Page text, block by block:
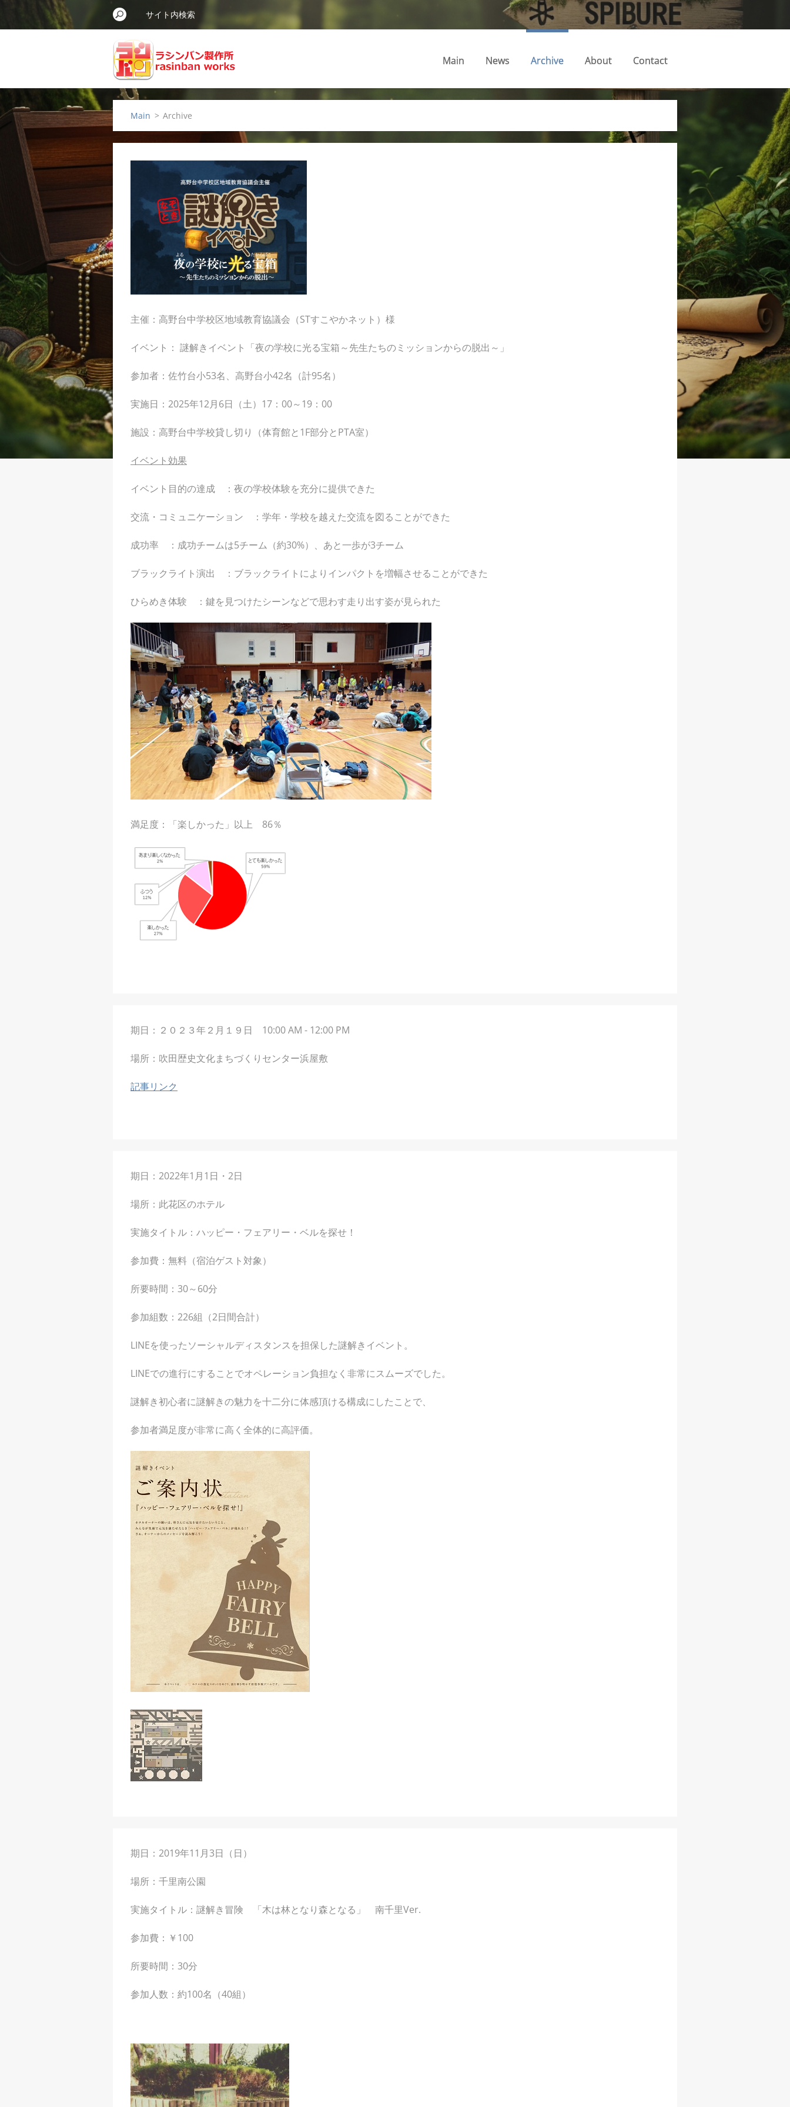
Main News Archive About Contact
Main > Archive
主催： 高野台中学校区地域教育協議会（STすこやかネット）様
イベント： 謎解きイベント「夜の学校に光る宝箱～先生たちのミッションからの脱出～」
参加者：佐竹台小53名、高野台小42名（計95名）
実施日：2025年12月6日（土）17：00～19：00
施設：高野台中学校貸し切り（体育館と1F部分とPTA室）
イベント効果
イベント目的の達成 ：夜の学校体験を充分に提供できた
交流・コミュニケーション ：学年・学校を越えた交流を図ることができた
成功率 ：成功チームは5チーム（約30%）、あと一歩が3チーム
ブラックライト演出 ：ブラックライトによりインパクトを増幅させることができた
ひらめき体験 ：鍵を見つけたシーンなどで思わす走り出す姿が見られた
満足度：「楽しかった」以上 86％
期日：２０２３年２月１９日 10:00 AM - 12:00 PM
場所：吹田歴史文化まちづくりセンター浜屋敷
記事リンク
期日：2022年1月1日・2日
場所：此花区のホテル
実施タイトル：ハッピー・フェアリー・ベルを探せ！
参加費：無料（宿泊ゲスト対象）
所要時間：30～60分
参加組数：226組（2日間合計）
LINEを使ったソーシャルディスタンスを担保した謎解きイベント。
LINEでの進行にすることでオペレーション負担なく非常にスムーズでした。
謎解き初心者に謎解きの魅力を十二分に体感頂ける構成にしたことで、
参加者満足度が非常に高く全体的に高評価。
期日：2019年11月3日（日）
場所：千里南公園
実施タイトル：謎解き冒険 「木は林となり森となる」 南千里Ver.
参加費：￥100
所要時間：30分
参加人数：約100名（40組）